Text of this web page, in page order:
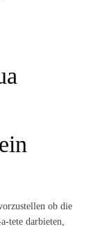
ob die
tete darbieten,